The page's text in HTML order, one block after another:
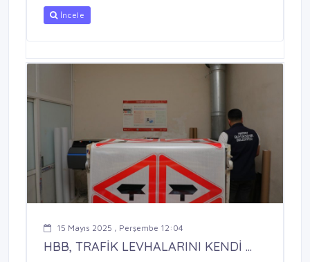
İncele
15 Mayıs 2025 , Perşembe 12:04
HBB, TRAFİK LEVHALARINI KENDİ ...